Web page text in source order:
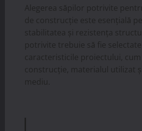
Alegerea săpilor potrivite
de construcție este esențială
stabilitatea și rezistența
potrivite trebuie să fie
caracteristicile proiectului,
construcție, materialul utilizat
mediu.